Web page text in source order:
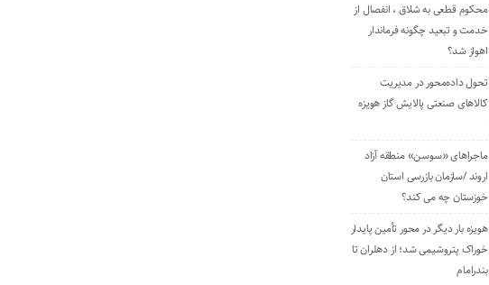
محکوم قطعی به شلاق ، انفصال از
خدمت و تبعید چگونه فرماندار
اهواز شد؟
تحول داده‌محور در مدیریت
کالاهای صنعتی پالایش گاز هویزه
ماجراهای «سوسن» منطقه آزاد
اروند /سازمان بازرسی استان
خوزستان چه می کند؟
هویزه بار دیگر در محور تأمین پایدار
خوراک پتروشیمی شد؛ از دهلران تا
بندرامام